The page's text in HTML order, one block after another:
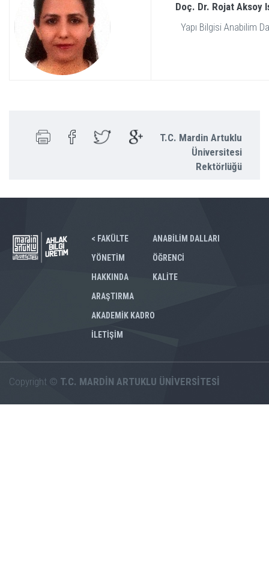
Doç. Dr. Rojat Aksoy
Yapı Bilgisi Anabilim
T.C. Mardin Artuklu
Üniversitesi
Rektörlüğü
< FAKÜLTE
YÖNETİM
HAKKINDA
ANABİLİM DALLARI
ÖĞRENCİ
KALİTE
ARAŞTIRMA
AKADEMİK KADRO
İLETİŞİM
Copyright © T.C. MARDİN ARTUKLU ÜNİVERSİTESİ